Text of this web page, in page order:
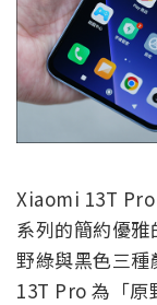
Xiaomi 13T
系列的簡約優
野綠與黑色三
13T Pro 為「原